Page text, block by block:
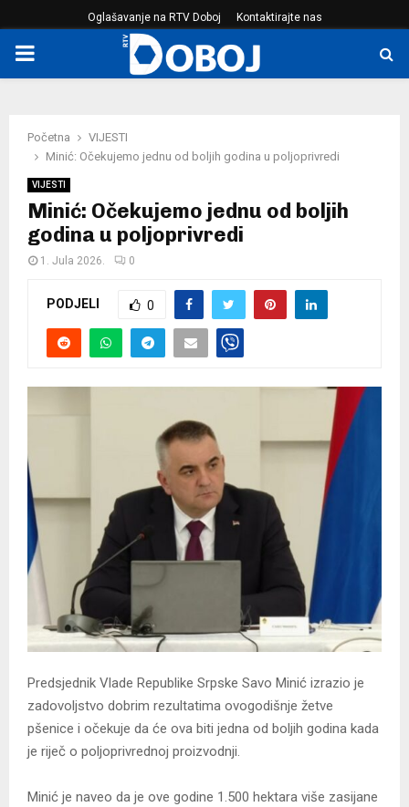
Oglašavanje na RTV Doboj Kontaktirajte nas
PRIMARY
Početna
VIJESTI
Minić: Očekujemo jednu od boljih godina u poljoprivredi
VIJESTI
Minić: Očekujemo jednu od boljih
godina u poljoprivredi
1. Jula 2026. 0
PODJELI 0
Predsjednik Vlade Republike Srpske Savo Minić izrazio je
zadovoljstvo dobrim rezultatima ovogodišnje žetve
pšenice i očekuje da će ova biti jedna od boljih godina kada
je riječ o poljoprivrednoj proizvodnji.
Minić je naveo da je ove godine 1.500 hektara više zasijane